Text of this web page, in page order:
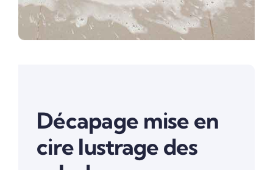
Décapage mise en
cire lustrage des